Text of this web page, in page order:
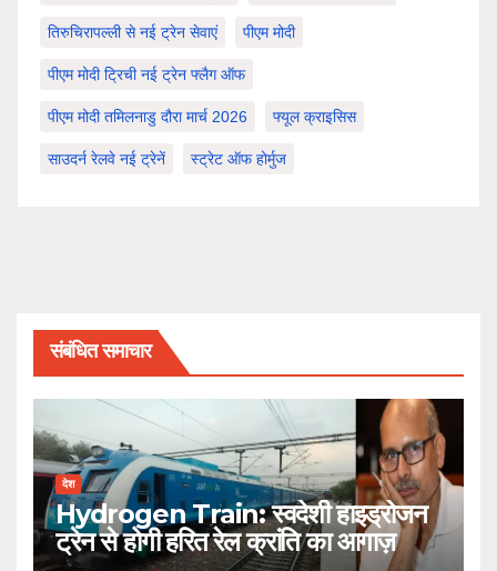
तिरुचिरापल्ली से नई ट्रेन सेवाएं पीएम मोदी
पीएम मोदी ट्रिची नई ट्रेन फ्लैग ऑफ
पीएम मोदी तमिलनाडु दौरा मार्च 2026 फ्यूल क्राइसिस
साउदर्न रेलवे नई ट्रेनें स्ट्रेट ऑफ होर्मुज
संबंधित समाचार
देश
Hydrogen Train: स्वदेशी हाइड्रोजन
ट्रेन से होगी हरित रेल क्रांति का आगाज़